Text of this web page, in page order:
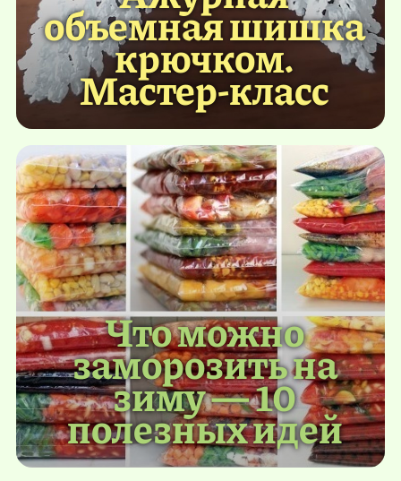
объемная шишка
крючком.
Мастер-класс
Что можно
заморозить на
зиму — 10
полезных идей